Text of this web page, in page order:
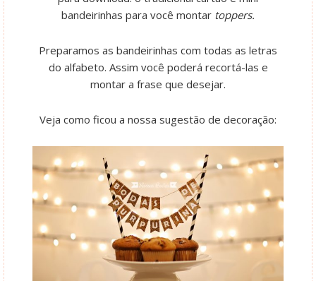
bandeirinhas para você montar toppers.
Preparamos as bandeirinhas com todas as letras
do alfabeto. Assim você poderá recortá-las e
montar a frase que desejar.
Veja como ficou a nossa sugestão de decoração: